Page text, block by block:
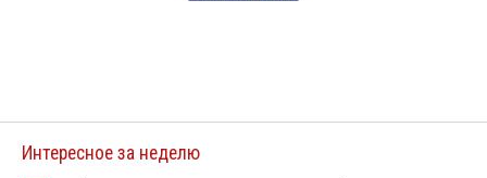
Интересное за неделю